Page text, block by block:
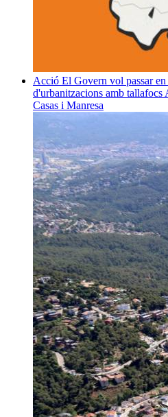
Acció El Govern vol passar
d'urbanitzacions amb tallafocs
Casas i Manresa